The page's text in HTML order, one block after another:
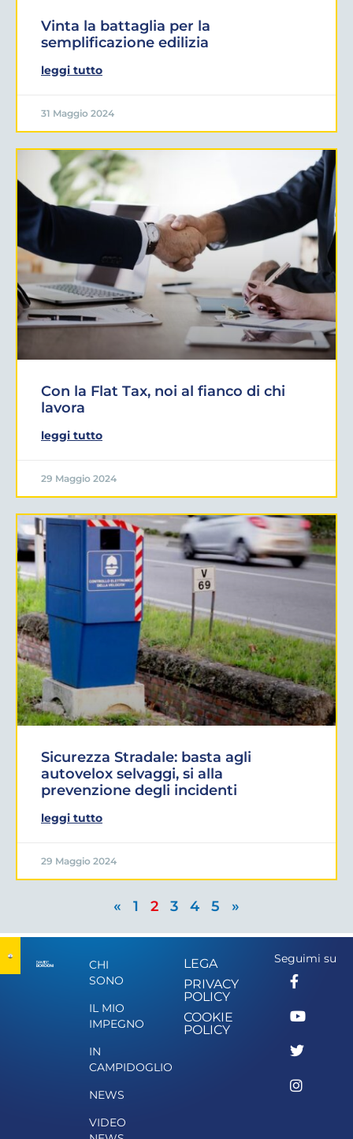
Vinta la battaglia per la
semplificazione edilizia
leggi tutto
31 Maggio 2024
Con la Flat Tax, noi al fianco di chi
lavora
leggi tutto
29 Maggio 2024
Sicurezza Stradale: basta agli
autovelox selvaggi, si alla
prevenzione degli incidenti
leggi tutto
29 Maggio 2024
« 1 2 3 4 5 »
CHI
SONO
IL MIO
IMPEGNO
IN
CAMPIDOGLIO
NEWS
VIDEO
LEGA
PRIVACY
POLICY
COOKIE
POLICY
Seguimi su